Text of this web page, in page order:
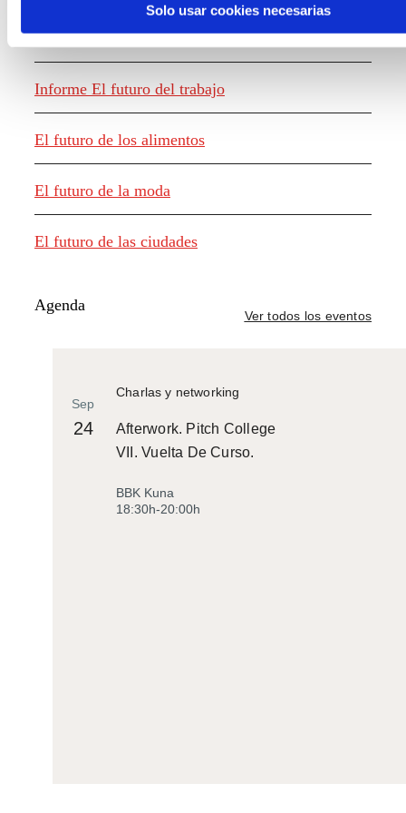
Solo usar cookies necesarias
Generación de conocimiento
Informe El futuro del trabajo
El futuro de los alimentos
El futuro de la moda
El futuro de las ciudades
Agenda
Ver todos los eventos
Charlas y networking
Sep
24
Afterwork. Pitch College
VII. Vuelta De Curso.
BBK Kuna
18:30h-20:00h